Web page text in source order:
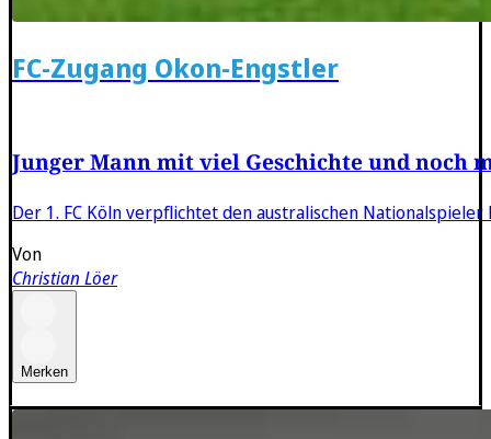
FC-Zugang Okon-Engstler
Junger Mann mit viel Geschichte und noch
Der 1. FC Köln verpflichtet den australischen
Von
Christian Löer
Merken